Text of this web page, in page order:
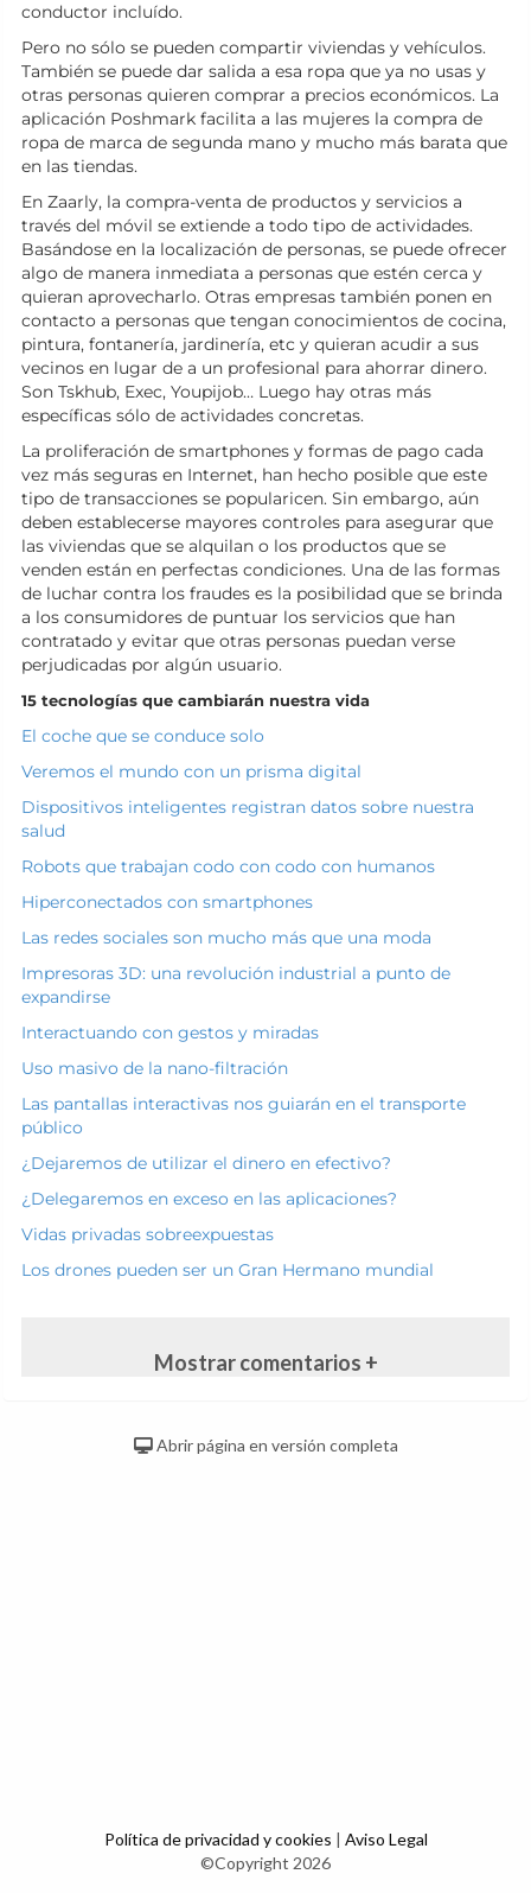
conductor incluído.
Pero no sólo se pueden compartir viviendas y vehículos.
También se puede dar salida a esa ropa que ya no usas y
otras personas quieren comprar a precios económicos. La
aplicación Poshmark facilita a las mujeres la compra de
ropa de marca de segunda mano y mucho más barata que
en las tiendas.
En Zaarly, la compra-venta de productos y servicios a
través del móvil se extiende a todo tipo de actividades.
Basándose en la localización de personas, se puede ofrecer
algo de manera inmediata a personas que estén cerca y
quieran aprovecharlo. Otras empresas también ponen en
contacto a personas que tengan conocimientos de cocina,
pintura, fontanería, jardinería, etc y quieran acudir a sus
vecinos en lugar de a un profesional para ahorrar dinero.
Son Tskhub, Exec, Youpijob… Luego hay otras más
específicas sólo de actividades concretas.
La proliferación de smartphones y formas de pago cada
vez más seguras en Internet, han hecho posible que este
tipo de transacciones se popularicen. Sin embargo, aún
deben establecerse mayores controles para asegurar que
las viviendas que se alquilan o los productos que se
venden están en perfectas condiciones. Una de las formas
de luchar contra los fraudes es la posibilidad que se brinda
a los consumidores de puntuar los servicios que han
contratado y evitar que otras personas puedan verse
perjudicadas por algún usuario.
15 tecnologías que cambiarán nuestra vida
El coche que se conduce solo
Veremos el mundo con un prisma digital
Dispositivos inteligentes registran datos sobre nuestra
salud
Robots que trabajan codo con codo con humanos
Hiperconectados con smartphones
Las redes sociales son mucho más que una moda
Impresoras 3D: una revolución industrial a punto de
expandirse
Interactuando con gestos y miradas
Uso masivo de la nano-filtración
Las pantallas interactivas nos guiarán en el transporte
público
¿Dejaremos de utilizar el dinero en efectivo?
¿Delegaremos en exceso en las aplicaciones?
Vidas privadas sobreexpuestas
Los drones pueden ser un Gran Hermano mundial
Mostrar comentarios +
Abrir página en versión completa
Política de privacidad y cookies | Aviso Legal
©Copyright 2026